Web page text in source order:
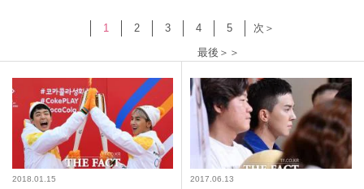
1 2 3 4 5
次＞
最後＞＞
2018.01.15 2017.06.13